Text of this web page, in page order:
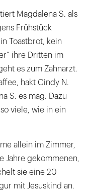
Magdalena S. als
Frühstück
Toastbrot, kein
ihre Dritten im
es zum Zahnarzt.
hakt Cindy N.
S. es mag. Dazu
viele, wie in ein
allein im Zimmer,
Jahre gekommenen,
sie eine 20
mit Jesuskind an.